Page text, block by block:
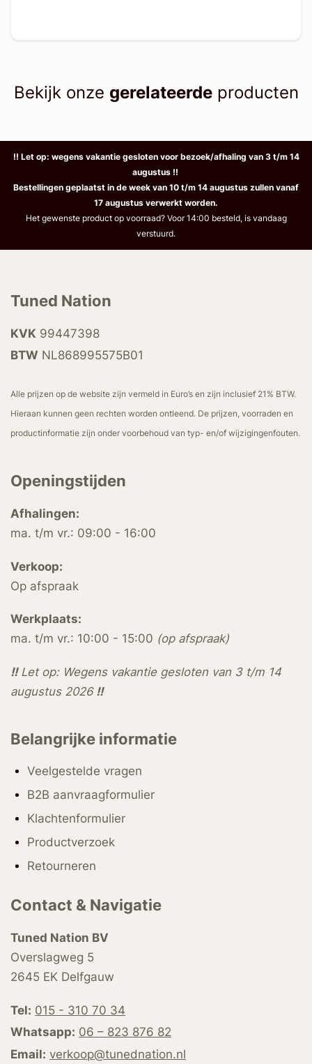
Bekijk onze gerelateerdeproducten
!! Let op: wegens vakantie gesloten voor bezoek/afhaling van 3 t/m 14
augustus !!
Bestellingen geplaatst in de week van 10 t/m 14 augustus zullen vanaf
17 augustus verwerkt worden.
Het gewenste product op voorraad? Voor 14:00 besteld, is vandaag
verstuurd.
Tuned Nation
KVK 99447398
BTW NL868995575B01
Alle prijzen op de website zijn vermeld in Euro’s en zijn inclusief 21% BTW.
Hieraan kunnen geen rechten worden ontleend. De prijzen, voorraden en
productinformatie zijn onder voorbehoud van typ- en/of wijzigingenfouten.
Openingstijden
Afhalingen:
ma. t/m vr.: 09:00 - 16:00
Verkoop:
Op afspraak
Werkplaats:
ma. t/m vr.: 10:00 - 15:00 (op afspraak)
!!Let op: Wegens vakantie gesloten van 3 t/m 14
augustus 2026 !!
Belangrijke informatie
Veelgestelde vragen
B2B aanvraagformulier
Klachtenformulier
Productverzoek
Retourneren
Contact & Navigatie
Tuned Nation BV
Overslagweg 5
2645 EK Delfgauw
Tel: 015 - 310 70 34
Whatsapp: 06 – 823 876 82
Email: verkoop@tunednation.nl